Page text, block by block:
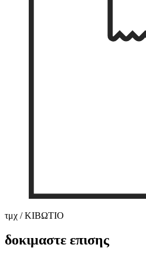
τμχ / ΚΙΒΩΤΙΟ
δοκιμαστε επισης